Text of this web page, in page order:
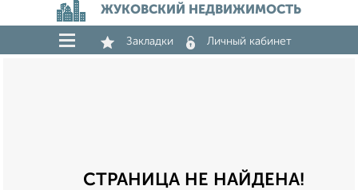
ЖУКОВСКИЙ НЕДВИЖИМОСТЬ
Закладки Личный кабинет
СТРАНИЦА НЕ НАЙДЕНА!